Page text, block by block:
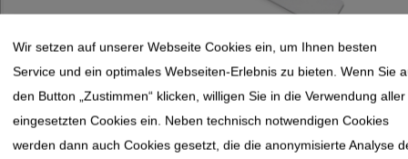
Wir setzen auf unserer Webseite Cookies ein, um Ihnen besten
Service und ein optimales Webseiten-Erlebnis zu bieten. Wenn Sie
den Button „Zustimmen“ klicken, willigen Sie in die Verwendung aller
eingesetzten Cookies ein. Neben technisch notwendigen Cookies
werden dann auch Cookies gesetzt, die die anonymisierte Analyse